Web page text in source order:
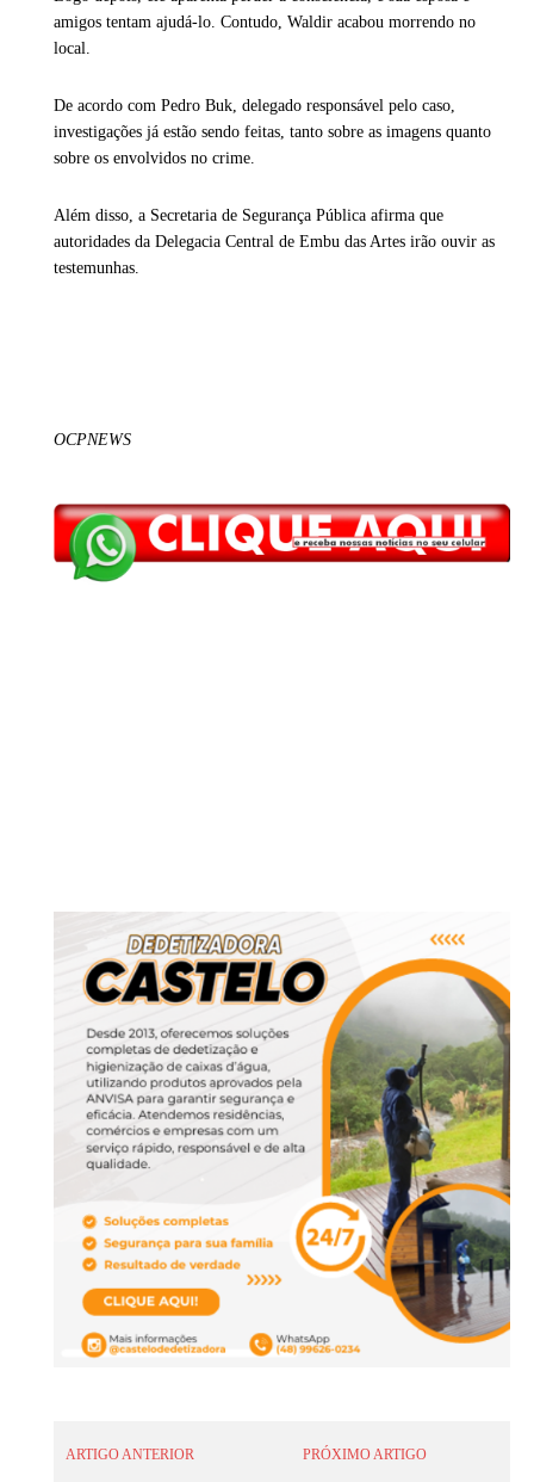
amigos tentam ajudá-lo. Contudo, Waldir acabou morrendo no
local.
De acordo com Pedro Buk, delegado responsável pelo caso,
investigações já estão sendo feitas, tanto sobre as imagens quanto
sobre os envolvidos no crime.
Além disso, a Secretaria de Segurança Pública afirma que
autoridades da Delegacia Central de Embu das Artes irão ouvir as
testemunhas.
OCPNEWS
ARTIGO ANTERIOR PRÓXIMO ARTIGO